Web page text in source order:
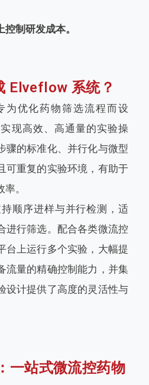
制研发成本。
Elveflow 系统？
为优化药物筛选流程而设
现高效、高通量的实验操
骤的标准化、并行化与微型
可重复的实验环境，有助于
。
顺序进样与并行检测，适
进行筛选。配合各类微流控
台上运行多个实验，大幅提
流量的精确控制能力，并集
设计提供了高度的灵活性与
一站式微流控药物